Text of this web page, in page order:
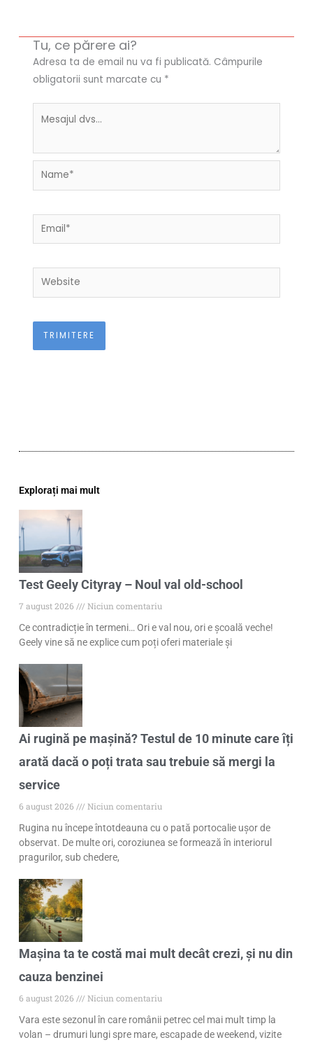
Tu, ce părere ai?
Adresa ta de email nu va fi publicată. Câmpurile
obligatorii sunt marcate cu *
Name*
Email*
Website
Explorați mai mult
Test Geely Cityray – Noul val old-school
7 august 2026
Niciun comentariu
Ce contradicție în termeni… Ori e val nou, ori e școală veche!
Geely vine să ne explice cum poți oferi materiale și
Ai rugină pe mașină? Testul de 10 minute care îți
arată dacă o poți trata sau trebuie să mergi la
service
6 august 2026
Niciun comentariu
Rugina nu începe întotdeauna cu o pată portocalie ușor de
observat. De multe ori, coroziunea se formează în interiorul
pragurilor, sub chedere,
Mașina ta te costă mai mult decât crezi, și nu din
cauza benzinei
6 august 2026
Niciun comentariu
Vara este sezonul în care românii petrec cel mai mult timp la
volan – drumuri lungi spre mare, escapade de weekend, vizite